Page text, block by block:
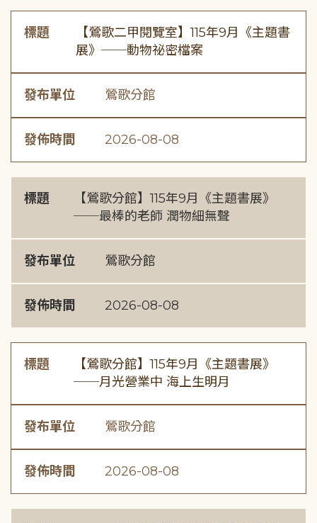
標題
【鶯歌二甲閱覽室】115年9月《主題書
展》──動物祕密檔案
發布單位 鶯歌分館
發佈時間 2026-08-08
標題
【鶯歌分館】115年9月《主題書展》
──最棒的老師 潤物細無聲
發布單位 鶯歌分館
發佈時間 2026-08-08
標題
【鶯歌分館】115年9月《主題書展》
──月光營業中 海上生明月
發布單位 鶯歌分館
發佈時間 2026-08-08